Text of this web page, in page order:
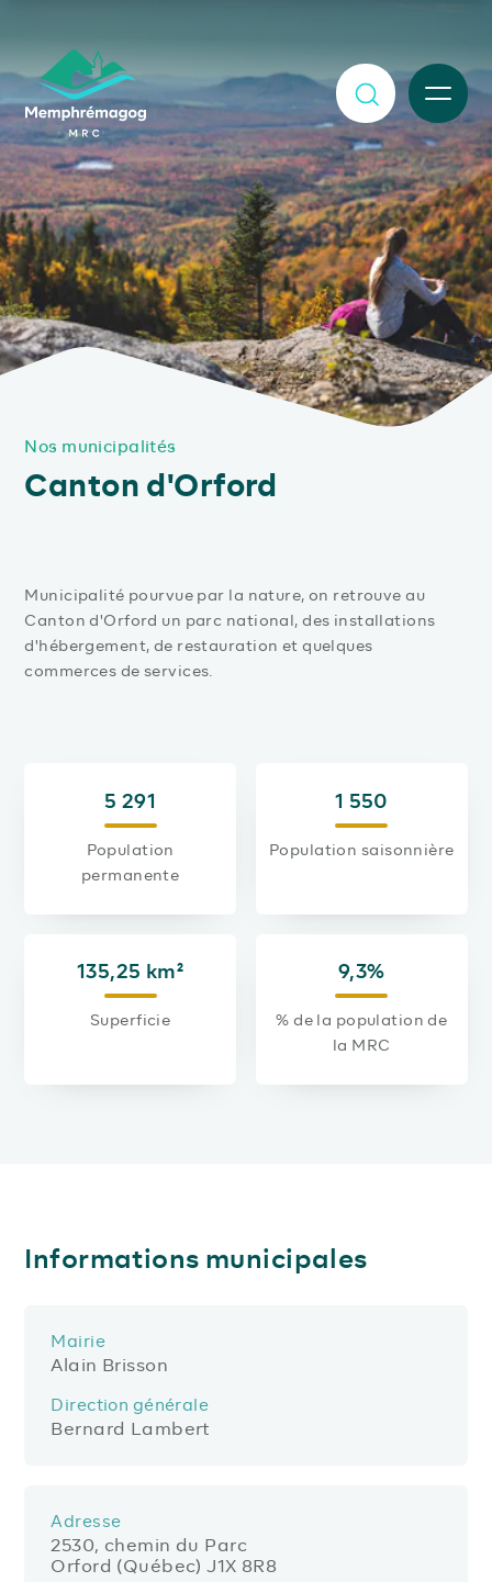
MENU
Nos municipalités
Canton d'Orford
Municipalité pourvue par la nature, on retrouve au
Canton d'Orford un parc national, des installations
d'hébergement, de restauration et quelques
commerces de services.
5 291
Population
permanente
1 550
Population saisonnière
135,25 km²
Superficie
9,3%
% de la population de
la MRC
Informations municipales
Mairie
Alain Brisson
Direction générale
Bernard Lambert
Adresse
2530, chemin du Parc
Orford (Québec) J1X 8R8